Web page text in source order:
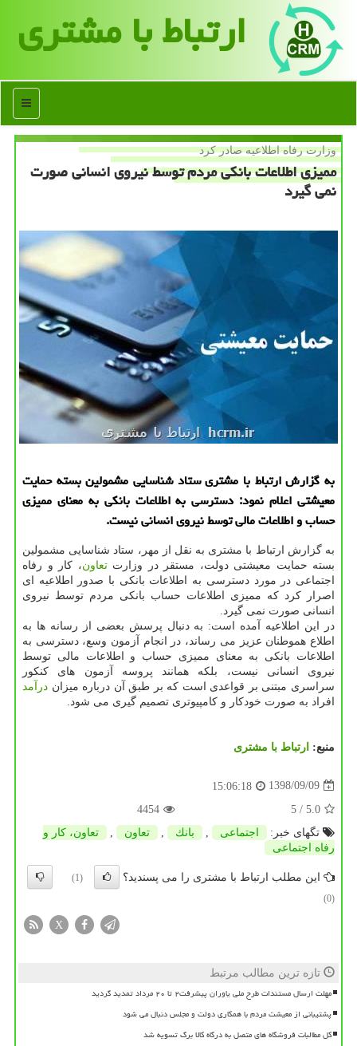
ارتباط با مشتری
منو
وزارت رفاه اطلاعیه صادر كرد
ممیزی اطلاعات بانكی مردم توسط نیروی انسانی صورت
نمی گیرد
به گزارش ارتباط با مشتری ستاد شناسایی مشمولین بسته حمایت
معیشتی اعلام نمود: دسترسی به اطلاعات بانكی به معنای ممیزی
حساب و اطلاعات مالی توسط نیروی انسانی نیست.
به گزارش ارتباط با مشتری به نقل از مهر، ستاد شناسایی مشمولین
بسته حمایت معیشتی دولت، مستقر در وزارتتعاون، كار و رفاه
اجتماعی در مورد دسترسی به اطلاعات بانكی با صدور اطلاعیه ای
اصرار كرد كه ممیزی اطلاعات حساب بانكی مردم توسط نیروی
انسانی صورت نمی گیرد.
در این اطلاعیه آمده است: به دنبال پرسش بعضی از رسانه ها به
اطلاع هموطنان عزیز می رساند، در انجام آزمون وسع، دسترسی به
اطلاعات بانكی به معنای ممیزی حساب و اطلاعات مالی توسط
نیروی انسانی نیست، بلكه همانند پروسه آزمون های كنكور
سراسری مبتنی بر قواعدی است كه بر طبق آن درباره میزان درآمد
افراد به صورت خودكار و كامپیوتری تصمیم گیری می شود.
منبع: ارتباط با مشتری
1398/09/09
15:06:18
5.0
/ 5
4454
تگهای خبر:
اجتماعی , بانك , تعاون ,
تعاون، كار و
رفاه اجتماعی
این مطلب ارتباط با مشتری را می پسندید؟
(1)
(0)
X
تازه ترین مطالب مرتبط
مهلت ارسال مستندات طرح ملی یاوران پیشرفت۲ تا ۲۰ مرداد تمدید گردید
پشتیبانی از معیشت مردم با همکاری دولت و مجلس دنبال می شود
کل مطالبات فروشگاه های متصل به درگاه کالا برگ تسویه شد